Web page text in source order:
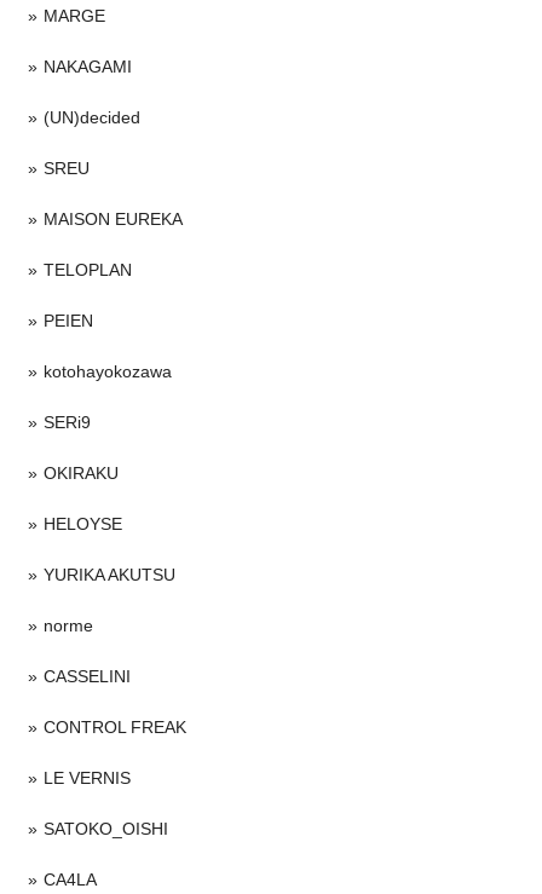
MARGE
NAKAGAMI
(UN)decided
SREU
MAISON EUREKA
TELOPLAN
PEIEN
kotohayokozawa
SERi9
OKIRAKU
HELOYSE
YURIKA AKUTSU
norme
CASSELINI
CONTROL FREAK
LE VERNIS
SATOKO_OISHI
CA4LA